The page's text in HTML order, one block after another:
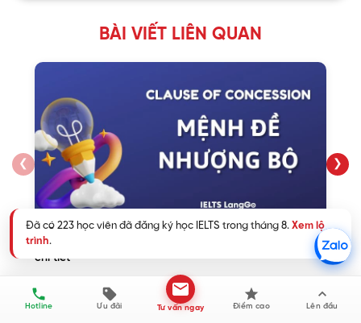
BÀI VIẾT LIÊN QUAN
❮
Concession là gì? Mệnh đề nhượng bộ và các cấu trúc
chi tiết
❯
Hotline Ưu đãi Tư vấn ngay Điểm cao Lên đầu
Đã có 223 học viên đã đăng ký học IELTS trong tháng 8. Xem lộ
trình.